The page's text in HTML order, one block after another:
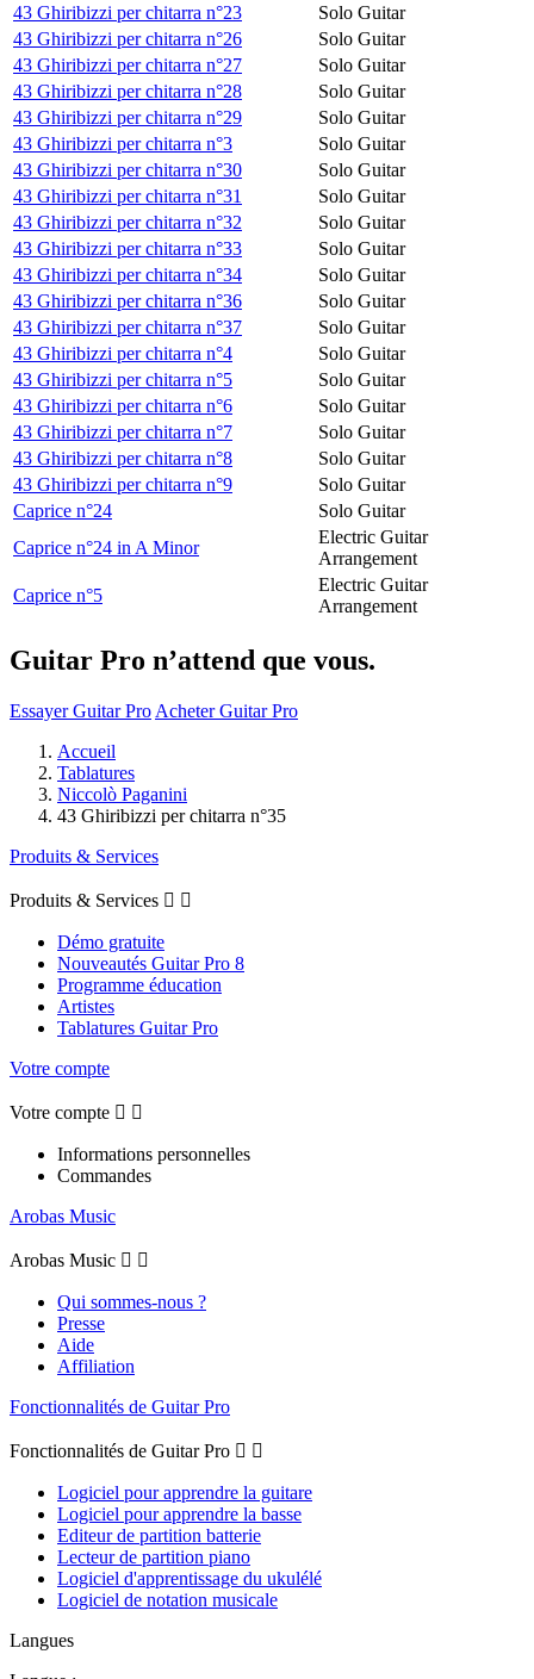
43 Ghiribizzi per chitarra n°23
Solo Guitar
43 Ghiribizzi per chitarra n°26
Solo Guitar
43 Ghiribizzi per chitarra n°27
Solo Guitar
43 Ghiribizzi per chitarra n°28
Solo Guitar
43 Ghiribizzi per chitarra n°29
Solo Guitar
43 Ghiribizzi per chitarra n°3
Solo Guitar
43 Ghiribizzi per chitarra n°30
Solo Guitar
43 Ghiribizzi per chitarra n°31
Solo Guitar
43 Ghiribizzi per chitarra n°32
Solo Guitar
43 Ghiribizzi per chitarra n°33
Solo Guitar
43 Ghiribizzi per chitarra n°34
Solo Guitar
43 Ghiribizzi per chitarra n°36
Solo Guitar
43 Ghiribizzi per chitarra n°37
Solo Guitar
43 Ghiribizzi per chitarra n°4
Solo Guitar
43 Ghiribizzi per chitarra n°5
Solo Guitar
43 Ghiribizzi per chitarra n°6
Solo Guitar
43 Ghiribizzi per chitarra n°7
Solo Guitar
43 Ghiribizzi per chitarra n°8
Solo Guitar
43 Ghiribizzi per chitarra n°9
Solo Guitar
Caprice n°24
Solo Guitar
Caprice n°24 in A Minor
Electric Guitar
Arrangement
Caprice n°5
Electric Guitar
Arrangement
Guitar Pro n’attend que vous.
Essayer Guitar Pro Acheter Guitar Pro
Accueil
Tablatures
Niccolò Paganini
43 Ghiribizzi per chitarra n°35
Produits & Services
Produits & Services  
Démo gratuite
Nouveautés Guitar Pro 8
Programme éducation
Artistes
Tablatures Guitar Pro
Votre compte
Votre compte  
Informations personnelles
Commandes
Arobas Music
Arobas Music  
Qui sommes-nous ?
Presse
Aide
Affiliation
Fonctionnalités de Guitar Pro
Fonctionnalités de Guitar Pro  
Logiciel pour apprendre la guitare
Logiciel pour apprendre la basse
Editeur de partition batterie
Lecteur de partition piano
Logiciel d'apprentissage du ukulélé
Logiciel de notation musicale
Langues